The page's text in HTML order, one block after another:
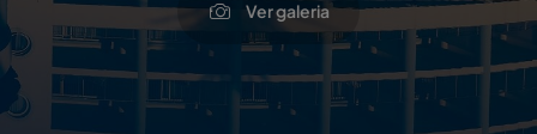
Ver galeria